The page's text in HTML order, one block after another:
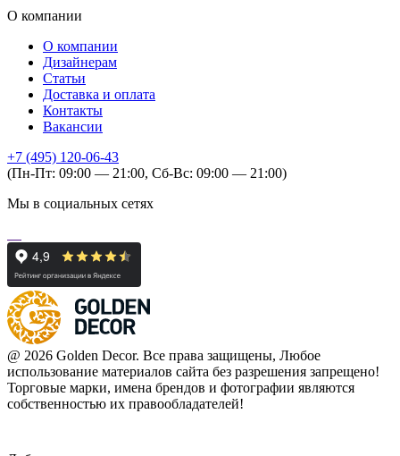
О компании
О компании
Дизайнерам
Статьи
Доставка и оплата
Контакты
Вакансии
+7 (495) 120-06-43
(Пн-Пт: 09:00 — 21:00, Сб-Вс: 09:00 — 21:00)
Мы в социальных сетях
@ 2026 Golden Decor. Все права защищены, Любое
использование материалов сайта без разрешения запрещено!
Торговые марки, имена брендов и фотографии являются
собственностью их правообладателей!